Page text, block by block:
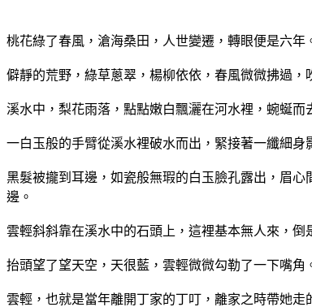
桃花綠了春風，滄海桑田，人世變遷，轉眼便是六年
僻靜的荒野，綠草蔥翠，楊柳依依，春風微微拂過
溪水中，梨花雨落，點點嫩白飄灑在河水裡，蜿蜒而
一白玉般的手臂從溪水裡破水而出，緊接著一纖細身
黑髮被攏到耳邊，如瓷般無瑕的白玉臉孔露出，眉
邊。
雲輕斜斜靠在溪水中的石頭上，這裡基本無人來，倒
抬頭望了望天空，天很藍，雲輕微微勾勒了一下嘴
雲輕，也就是當年離開丁家的丁叮，離家之時帶她